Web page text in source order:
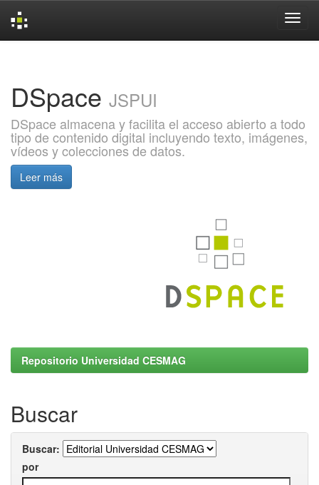
DSpace JSPUI
DSpace almacena y facilita el acceso abierto a todo
tipo de contenido digital incluyendo texto, imágenes,
vídeos y colecciones de datos.
Leer más
Repositorio Universidad CESMAG
Buscar
Buscar:
por